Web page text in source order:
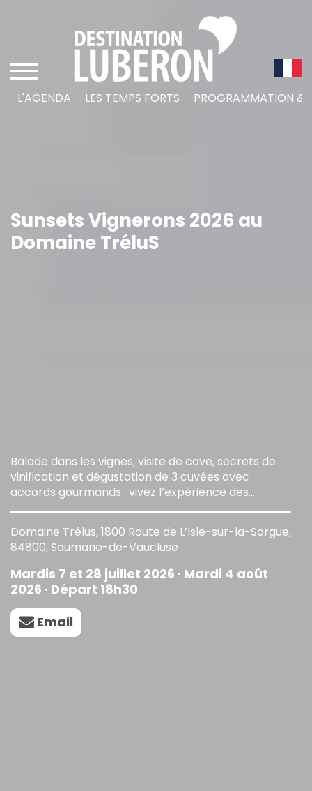
L'AGENDA LES TEMPS FORTS PROGRAMMATION &
Sunsets Vignerons 2026 au
Domaine TréluS
Balade dans les vignes, visite de cave, secrets de
vinification et dégustation de 3 cuvées avec
accords gourmands : vivez l’expérience des
Sunsets Vignerons au Domaine TréluS.
Domaine Trélus, 1800 Route de L’Isle-sur-la-Sorgue,
84800, Saumane-de-Vaucluse
Mardis 7 et 28 juillet 2026 · Mardi 4 août
2026 · Départ 18h30
Email